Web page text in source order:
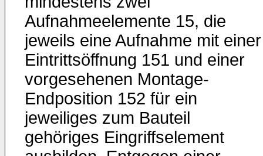
Aufnahmeelemente 15, die
jeweils eine Aufnahme mit einer
Eintrittsöffnung 151 und einer
vorgesehenen Montage-
Endposition 152 für ein
jeweiliges zum Bauteil
gehöriges Eingriffselement